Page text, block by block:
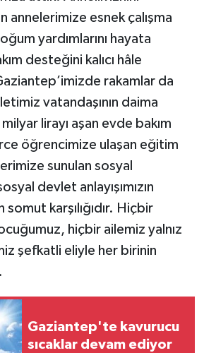
annelerimize esnek çalışma
yardımlarını hayata
desteğini kalıcı hâle
rakamlar da
vatandaşının daima
milyar lirayı aşan evde bakım
öğrencimize ulaşan eğitim
sunulan sosyal
devlet anlayışımızın
karşılığıdır. Hiçbir
hiçbir ailemiz yalnız
şefkatli eliyle her birinin
Gaziantep'te kavurucu
sıcaklar devam ediyor